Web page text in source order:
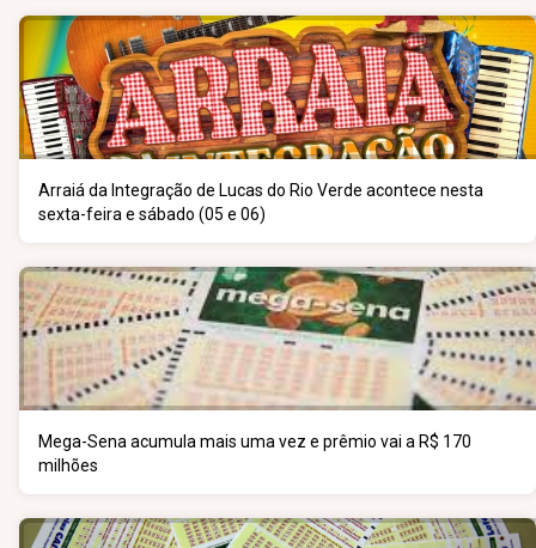
Arraiá da Integração de Lucas do Rio Verde acontece nesta
sexta-feira e sábado (05 e 06)
Mega-Sena acumula mais uma vez e prêmio vai a R$ 170
milhões